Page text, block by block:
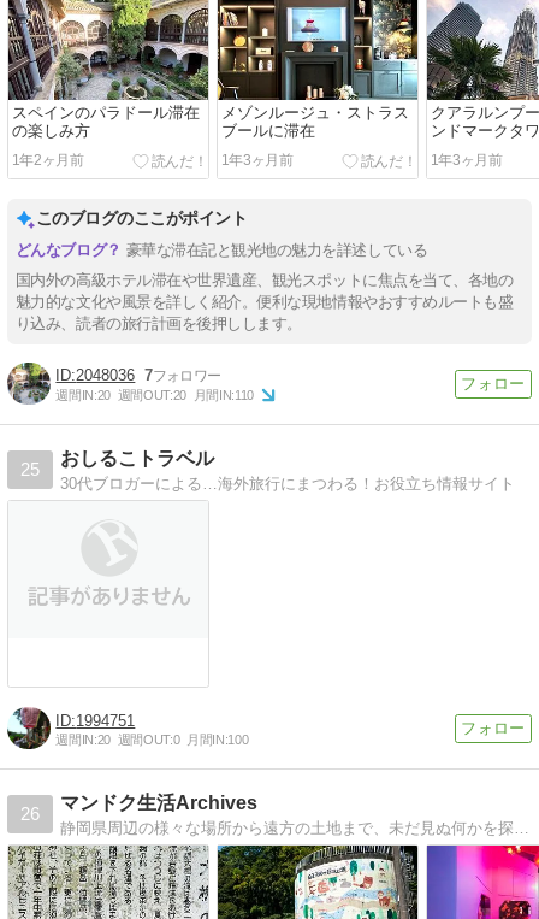
スペインのパラドール滞在
の楽しみ方
1年2ヶ月前
メゾンルージュ・ストラス
ブールに滞在
1年3ヶ月前
クアラルンプ
ンドマークタ
1年3ヶ月前
このブログのここがポイント
豪華な滞在記と観光地の魅力を詳述している
国内外の高級ホテル滞在や世界遺産、観光スポットに焦点を当て、各地の
魅力的な文化や風景を詳しく紹介。便利な現地情報やおすすめルートも盛
り込み、読者の旅行計画を後押しします。
2048036 7
週間IN:20 週間OUT:20 月間IN:110
25
おしるこトラベル
30代ブロガーによる…海外旅行にまつわる！お役立ち情報サイト
1994751
週間IN:20 週間OUT:0 月間IN:100
26
マンドク生活Archives
静岡県周辺の様々な場所から遠方の土地まで、未だ見ぬ何かを探して、のらりくらりと生きています。